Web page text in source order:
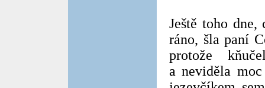
Ještě toho
ráno, šla paní
protože
a neviděla